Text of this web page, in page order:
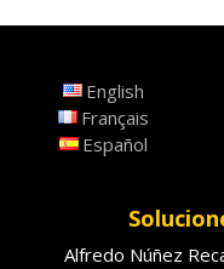
English
Français
Español
Alfredo Núñez